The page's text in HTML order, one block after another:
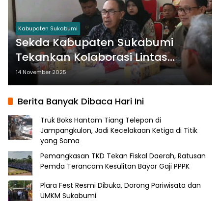
Kabupaten Sukabumi
Sekda Kabupaten Sukabumi
Tekankan Kolaborasi Lintas
Sektor untuk Kelola Sumber Daya
Air
14 November 2025
Berita Banyak Dibaca Hari Ini
Truk Boks Hantam Tiang Telepon di
Jampangkulon, Jadi Kecelakaan Ketiga di Titik
yang Sama
Pemangkasan TKD Tekan Fiskal Daerah, Ratusan
Pemda Terancam Kesulitan Bayar Gaji PPPK
Plara Fest Resmi Dibuka, Dorong Pariwisata dan
UMKM Sukabumi